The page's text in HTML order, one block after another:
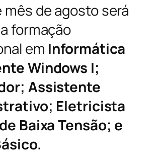
mês de agosto será
formação
em Informática
Windows I;
Assistente
Eletricista
Baixa Tensão; e